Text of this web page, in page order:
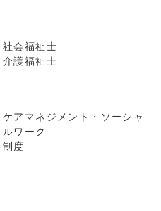
社会福祉士
介護福祉士
ケアマネジメント・ソーシャ
ルワーク
制度